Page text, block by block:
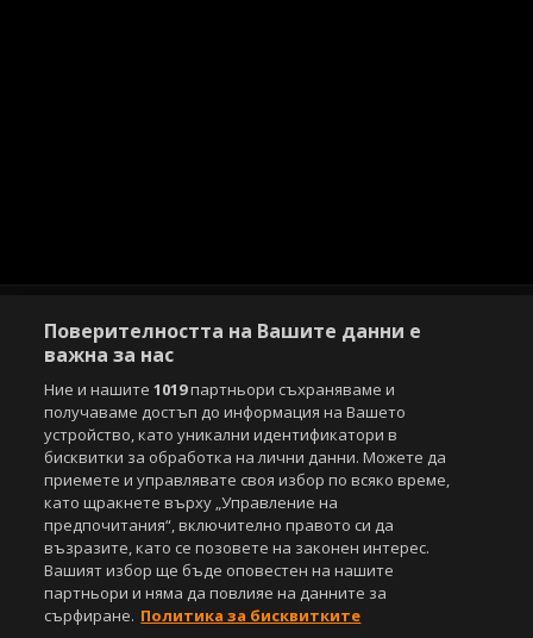
Copyright © 2007-2026 Агенция Спортал. Всички права запазени.
Този уебсайт е собственост наSportal Media Group
За нас Екип За рекламa
Общи условия
Етични правила на НСС
Лични данни
Управление на предпочитания
Съдържанието на този уеб сайт и технологиите, използвани в него, са
под закрила на Закона за авторското право и сродните му права.
Всички статии, репортажи, интервюта и други текстови, графични и
Поверителността на Вашите данни е
важна за нас
Ние и нашите1019партньори съхраняваме и
получаваме достъп до информация на Вашето
устройство, като уникални идентификатори в
бисквитки за обработка на лични данни. Можете да
приемете и управлявате своя избор по всяко време,
като щракнете върху „Управление на
предпочитания“, включително правото си да
възразите, като се позовете на законен интерес.
Вашият избор ще бъде оповестен на нашите
партньори и няма да повлияе на данните за
сърфиране. Политика за бисквитките